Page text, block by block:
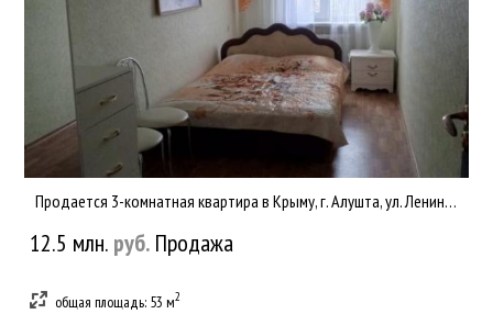
Продается 3-комнатная квартира в Крыму, г. Алушта, ул. Ленина, 43. Общ. пл.53 кв.м, 5/5. Балкон. Современный р...
12.5 млн. руб. Продажа
общая площадь: 53 м2